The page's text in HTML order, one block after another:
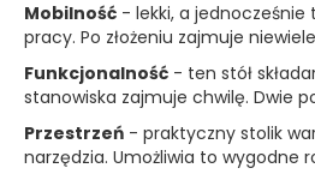
Mobilność - lekki, a jednocześnie
pracy. Po złożeniu zajmuje
Funkcjonalność - ten stół
stanowiska zajmuje chwilę. Dwie
Przestrzeń - praktyczny stolik
narzędzia. Umożliwia to wygodne